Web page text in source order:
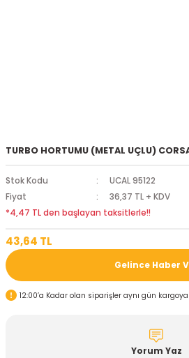
TURBO HORTUMU (METAL UÇLU)
Stok Kodu
UCAL 95122
Fiyat
36,37 TL + KDV
*4,47 TL den başlayan taksitlerle!!
43,64 TL
Gelince Haber
12:00’a Kadar olan siparişler aynı gün
Yorum Yaz